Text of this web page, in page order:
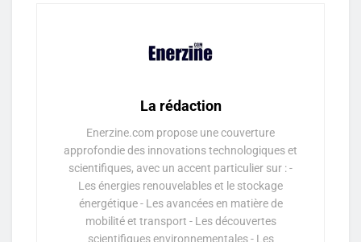
La rédaction
Enerzine.com propose une couverture
approfondie des innovations technologiques et
scientifiques, avec un accent particulier sur : -
Les énergies renouvelables et le stockage
énergétique - Les avancées en matière de
mobilité et transport - Les découvertes
scientifiques environnementales - Les